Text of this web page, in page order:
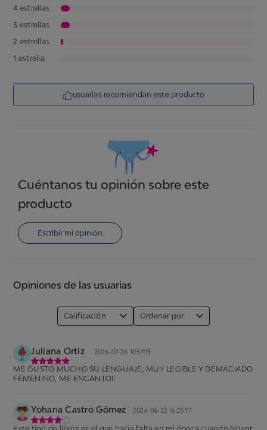
puntos. ¡Así que asegúrate muy bien de elegir el premio que
quieres!
4 estrellas
3 estrellas
2 estrellas
1 estrella
usuarias recomiendan este producto
Cuéntanos tu opinión sobre este
producto
Escribir mi opinión
Opiniones de las usuarias
Calificación Ordenar por
Juliana Ortiz 2026-07-28 10:51:13
ME GUSTO MUCHO SU LENGUAJE, MUY LEGIBLE Y DEMACIADO
FEMENINO, ME ENCANTO!!
Yohana Castro Gómez 2026-06-22 16:25:17